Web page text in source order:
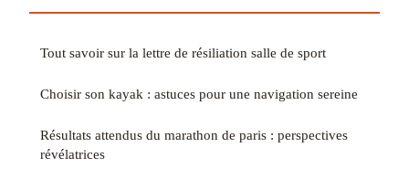
Tout savoir sur la lettre de résiliation salle de sport
Choisir son kayak : astuces pour une navigation sereine
Résultats attendus du marathon de paris : perspectives
révélatrices